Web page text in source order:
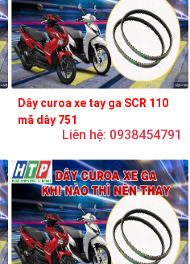
Dây curoa xe tay ga SCR 110
mã dây 751
Liên hệ: 0938454791